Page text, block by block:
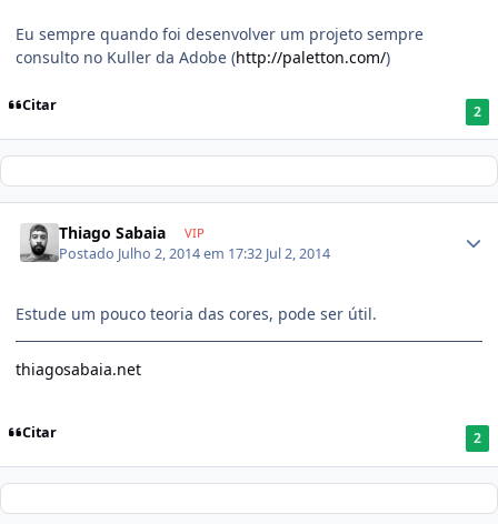
Eu sempre quando foi desenvolver um projeto sempre
consulto no Kuller da Adobe (http://paletton.com/)
Citar 2
Thiago Sabaia VIP
Postado Julho 2, 2014 em 17:32 Jul 2, 2014
Estude um pouco teoria das cores, pode ser útil.
thiagosabaia.net
Citar 2